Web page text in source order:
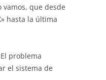
que desde
hasta la última
problema
el sistema de